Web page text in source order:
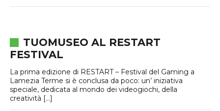
TUOMUSEO AL RESTART
FESTIVAL
La prima edizione di RESTART – Festival del Gaming a
Lamezia Terme si è conclusa da poco: un’ iniziativa
speciale, dedicata al mondo dei videogiochi, della
creatività […]